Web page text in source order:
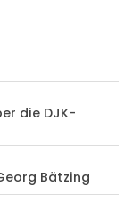
die DJK-
Bätzing